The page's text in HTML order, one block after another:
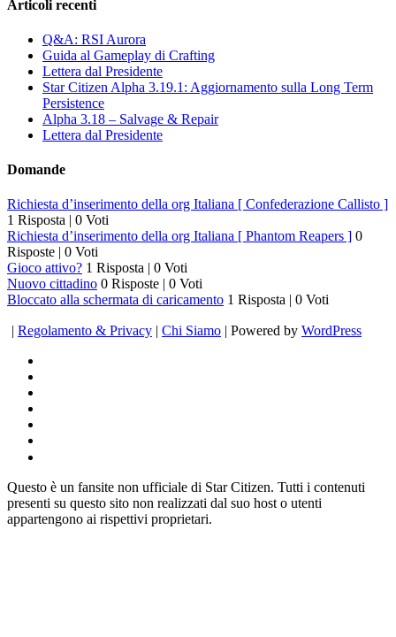
Articoli recenti
Q&A: RSI Aurora
Guida al Gameplay di Crafting
Lettera dal Presidente
Star Citizen Alpha 3.19.1: Aggiornamento sulla Long Term
Persistence
Alpha 3.18 – Salvage & Repair
Lettera dal Presidente
Domande
Richiesta d’inserimento della org Italiana [ Confederazione Callisto ]
1 Risposta | 0 Voti
Richiesta d’inserimento della org Italiana [ Phantom Reapers ] 0
Risposte | 0 Voti
Gioco attivo? 1 Risposta | 0 Voti
Nuovo cittadino 0 Risposte | 0 Voti
Bloccato alla schermata di caricamento 1 Risposta | 0 Voti
| Regolamento & Privacy | Chi Siamo | Powered by WordPress
Questo è un fansite non ufficiale di Star Citizen. Tutti i contenuti
presenti su questo sito non realizzati dal suo host o utenti
appartengono ai rispettivi proprietari.